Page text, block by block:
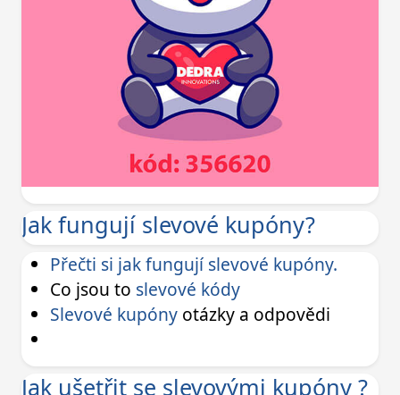
Jak fungují slevové kupóny?
Přečti si jak fungují slevové kupóny.
Co jsou to slevové kódy
Slevové kupóny otázky a odpovědi
Jak ušetřit se slevovými kupóny ?